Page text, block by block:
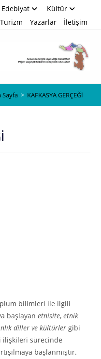
Edebiyat
Kültür
Turizm Yazarlar İletişim
Sayfa > KAFKASYA GERÇEĞİ
bilimleri ile ilgili
başlayanetnisite,etnik
diller ve kültürler gibi
ilişkileri sürecinde
başlanmıştır.